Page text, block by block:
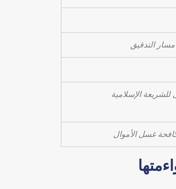
التدقيق
للشريعة الإسلامية
غسل الأموال